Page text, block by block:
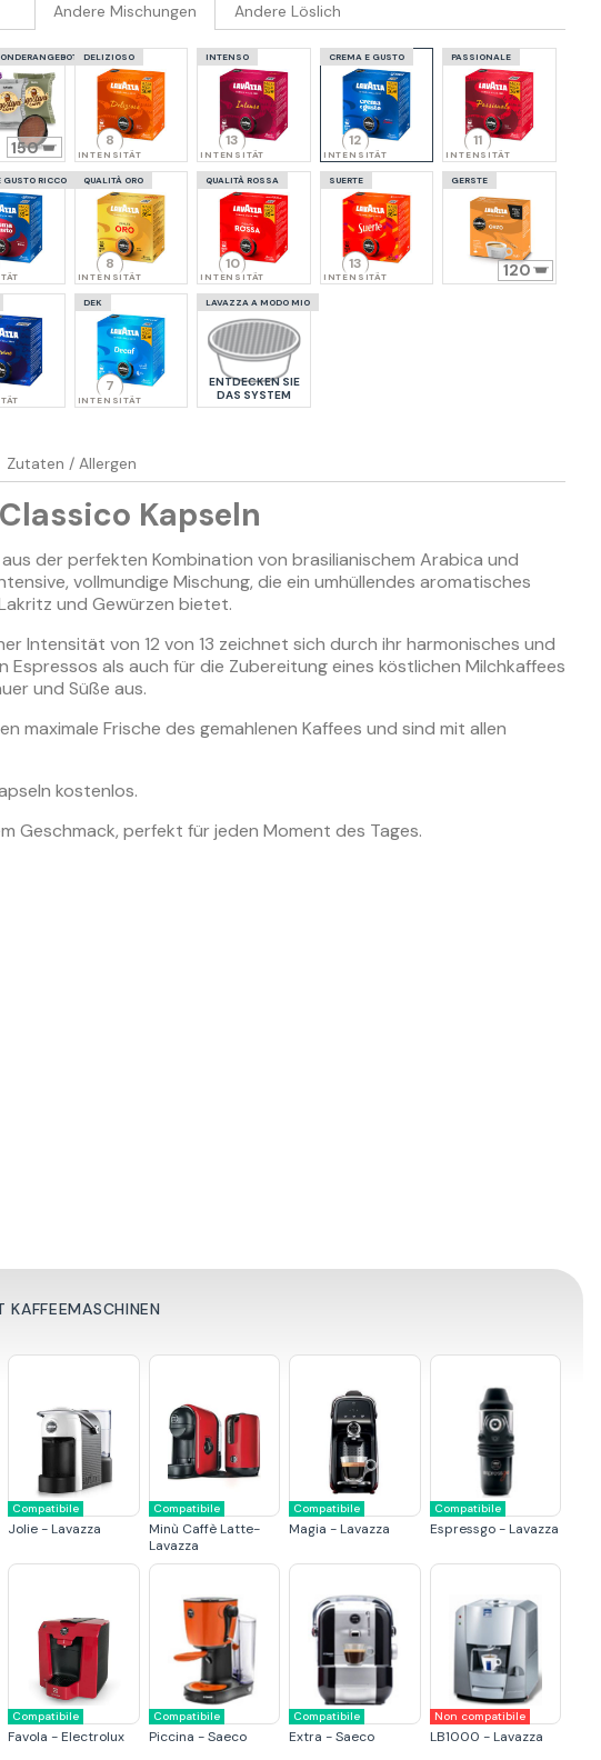
Andere Mischungen Andere Löslich
150
DELIZIOSO
8
INTENSITÄT
INTENSO
13
INTENSITÄT
CREMA E GUSTO
12
INTENSITÄT
PASSIONALE
11
INTENSITÄT
GUSTO RICCO QUALITÀ ORO
8
INTENSITÄT
QUALITÀ ROSSA
10
INTENSITÄT
SUERTE
13
INTENSITÄT
GERSTE
120
DEK
7
INTENSITÄT
LAVAZZA A MODO MIO
ENTDECKEN SIE
DAS SYSTEM
Zutaten / Allergen
Kapseln
der perfekten Kombination von brasilianischem Arabica und
vollmundige Mischung, die ein umhüllendes aromatisches
und Gewürzen bietet.
Intensität von 12 von 13 zeichnet sich durch ihr harmonisches und
als auch für die Zubereitung eines köstlichen Milchkaffees
und Süße aus.
Frische des gemahlenen Kaffees und sind mit allen
kostenlos.
Geschmack, perfekt für jeden Moment des Tages.
KAFFEEMASCHINEN
Compatibile
Jolie - Lavazza
Compatibile
Minù Caffè Latte-
Lavazza
Compatibile
Magia - Lavazza
Compatibile
Espressgo - Lavazza
Compatibile
Favola - Electrolux
Compatibile
Piccina - Saeco
Compatibile
Extra - Saeco
Non compatibile
LB1000 - Lavazza